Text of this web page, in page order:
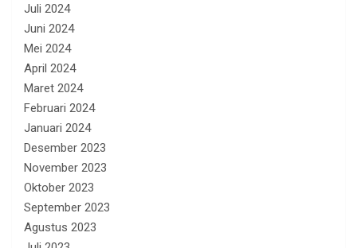
Juli 2024
Juni 2024
Mei 2024
April 2024
Maret 2024
Februari 2024
Januari 2024
Desember 2023
November 2023
Oktober 2023
September 2023
Agustus 2023